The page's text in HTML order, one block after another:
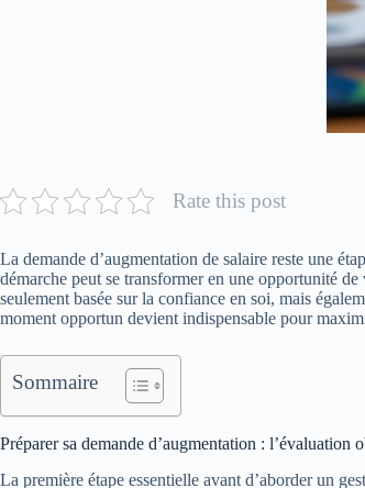
Rate this post
La demande d’augmentation de salaire reste une
démarche peut se transformer en une opportunité
seulement basée sur la confiance en soi, mais
moment opportun devient indispensable pour
Sommaire
Préparer sa demande d’augmentation : l’évaluation
La première étape essentielle avant d’aborder un